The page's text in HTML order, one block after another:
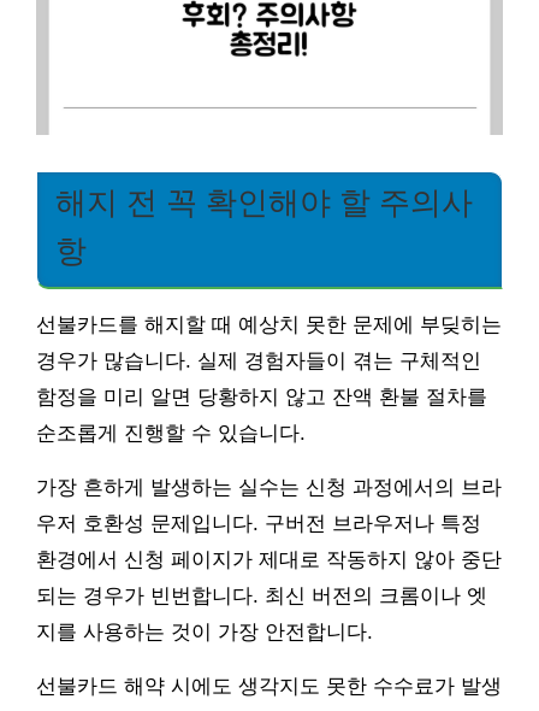
해지 전 꼭 확인해야 할 주의사
항
선불카드를 해지할 때 예상치 못한 문제에 부딪히는
경우가 많습니다. 실제 경험자들이 겪는 구체적인
함정을 미리 알면 당황하지 않고 잔액 환불 절차를
순조롭게 진행할 수 있습니다.
가장 흔하게 발생하는 실수는 신청 과정에서의 브라
우저 호환성 문제입니다. 구버전 브라우저나 특정
환경에서 신청 페이지가 제대로 작동하지 않아 중단
되는 경우가 빈번합니다. 최신 버전의 크롬이나 엣
지를 사용하는 것이 가장 안전합니다.
선불카드 해약 시에도 생각지도 못한 수수료가 발생